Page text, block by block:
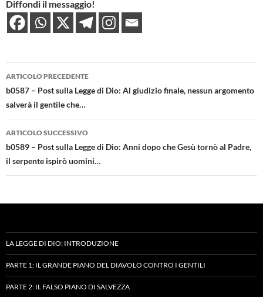
Diffondi il messaggio!
Navigazione
articolo
ARTICOLO PRECEDENTE
b0587 – Post sulla Legge di Dio: Al giudizio finale, nessun argomento
salverà il gentile che…
ARTICOLO SUCCESSIVO
b0589 – Post sulla Legge di Dio: Anni dopo che Gesù tornò al Padre,
il serpente ispirò uomini…
LA LEGGE DI DIO: INTRODUZIONE
PARTE 1: IL GRANDE PIANO DEL DIAVOLO CONTRO I GENTILI
PARTE 2: IL FALSO PIANO DI SALVEZZA